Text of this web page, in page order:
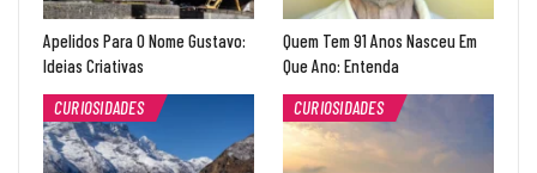
Apelidos Para O Nome Gustavo:
Ideias Criativas
Quem Tem 91 Anos Nasceu Em
Que Ano: Entenda
CURIOSIDADES
CURIOSIDADES